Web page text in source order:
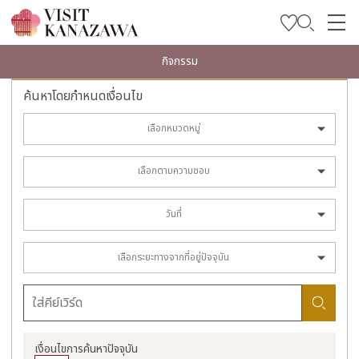
สถานที่ท่องเที่ยว
Travel Trade and Media
Languages
กิจกรรม
ค้นหาโดยกำหนดเงื่อนไข
เลือกหมวดหมู่
เลือกตามความชอบ
วันที่
เลือกระยะทางจากที่อยู่ปัจจุบัน
เงื่อนไขการค้นหาปัจจุบัน